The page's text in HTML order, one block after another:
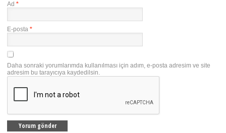
Ad *
E-posta *
Daha sonraki yorumlarımda kullanılması için adım, e-posta adresim ve site
adresim bu tarayıcıya kaydedilsin.